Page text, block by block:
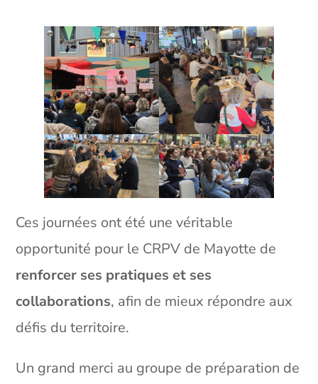
Ces journées ont été une véritable
opportunité pour le CRPV de Mayotte de
renforcer ses pratiques et ses
collaborations, afin de mieux répondre aux
défis du territoire.
Un grand merci au groupe de préparation de